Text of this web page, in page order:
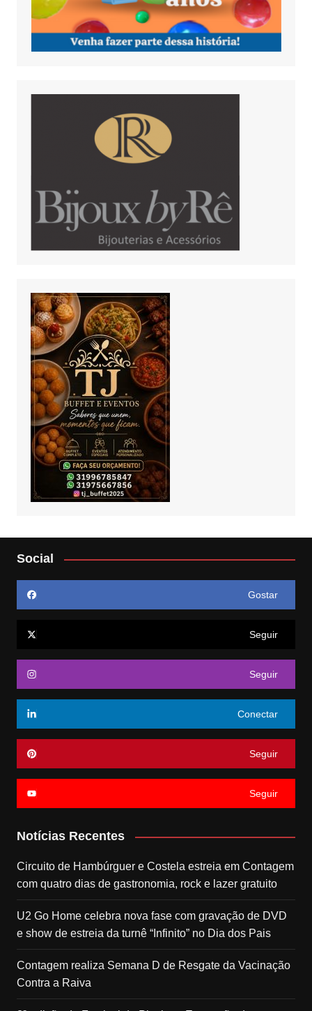
Social
Gostar
Seguir
Seguir
Conectar
Seguir
Seguir
Notícias Recentes
Circuito de Hambúrguer e Costela estreia em Contagem
com quatro dias de gastronomia, rock e lazer gratuito
U2 Go Home celebra nova fase com gravação de DVD
e show de estreia da turnê “Infinito” no Dia dos Pais
Contagem realiza Semana D de Resgate da Vacinação
Contra a Raiva